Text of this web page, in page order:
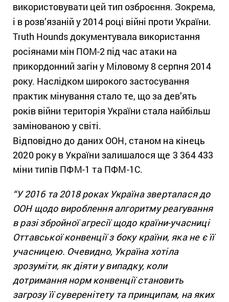
використовувати цей тип озброєння. Зокрема,
і в розв’язаній у 2014 році війні проти України.
Truth Hounds документувала використання
росіянами мін ПОМ-2 під час атаки на
прикордонний загін у Міловому 8 серпня 2014
року. Наслідком широкого застосування
практик мінування стало те, що за дев’ять
років війни територія України стала найбільш
замінованою у світі.
Відповідно до даних ООН, станом на кінець
2020 року в України залишалося ще 3 364 433
міни типів ПФМ-1 та ПФМ-1С.
“У 2016 та 2018 роках Україна зверталася до
ООН щодо вироблення алгоритму реагування
в разі збройної агресії щодо країни-учасниці
Оттавської конвенції з боку країни, яка не є її
учасницею. Очевидно, Україна хотіла
зрозуміти, як діяти у випадку, коли
дотримання норм конвенції становить
загрозу її суверенітету та принципам, на яких